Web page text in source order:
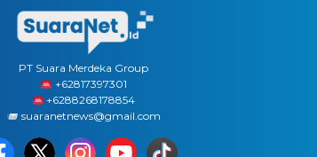
PT Suara Merdeka Group
‪+62817397301
+6288268178854
suaranetnews@gmail.com